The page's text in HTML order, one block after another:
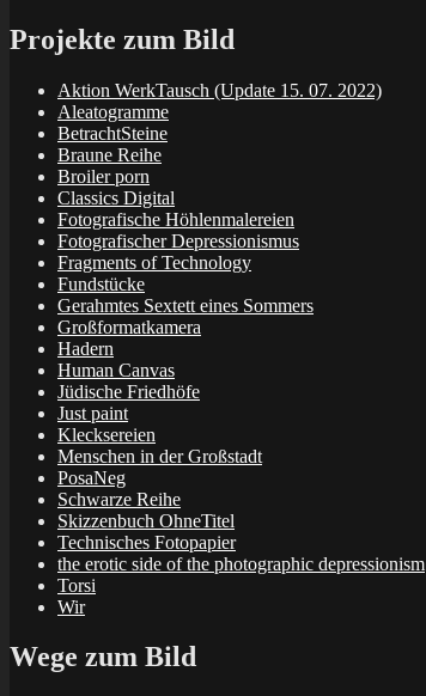
Projekte zum Bild
Aktion WerkTausch (Update 15. 07. 2022)
Aleatogramme
BetrachtSteine
Braune Reihe
Broiler porn
Classics Digital
Fotografische Höhlenmalereien
Fotografischer Depressionismus
Fragments of Technology
Fundstücke
Gerahmtes Sextett eines Sommers
Großformatkamera
Hadern
Human Canvas
Jüdische Friedhöfe
Just paint
Klecksereien
Menschen in der Großstadt
PosaNeg
Schwarze Reihe
Skizzenbuch OhneTitel
Technisches Fotopapier
the erotic side of the photographic depressionism
Torsi
Wir
Wege zum Bild